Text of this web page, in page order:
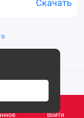
Войти
Скачать